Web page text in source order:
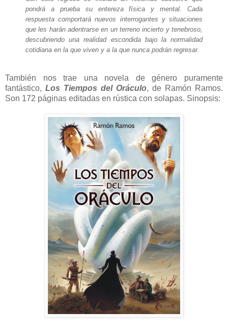
pondrá a prueba su entereza física y mental. Cada
respuesta comportará nuevos interrogantes y situaciones
que les harán adentrarse en un terreno incierto y tenebroso,
descubriendo una realidad escondida bajo la normalidad
cotidiana en la que viven y a la que nunca podrán regresar.
También nos trae una novela de género puramente
fantástico, Los Tiempos del Oráculo, de Ramón Ramos.
Son 172 páginas editadas en rústica con solapas. Sinopsis: